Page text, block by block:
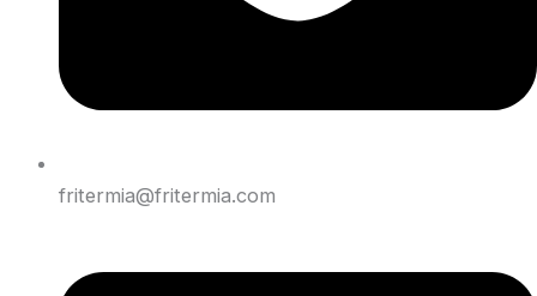
fritermia@fritermia.com